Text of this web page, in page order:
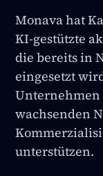
Monava hat
KI-gestützte
die bereits in
eingesetzt
Unternehmen
wachsenden
unterstützen.